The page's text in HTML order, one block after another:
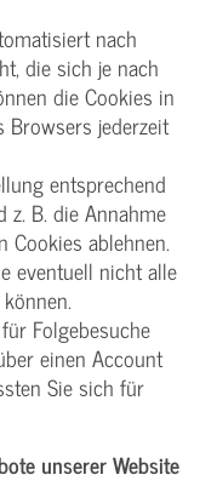
nach
die sich je nach
die Cookies in
Browsers jederzeit
entsprechend
B. die Annahme
Cookies ablehnen.
eventuell nicht alle
Folgebesuche
einen Account
Sie sich für
unserer Website